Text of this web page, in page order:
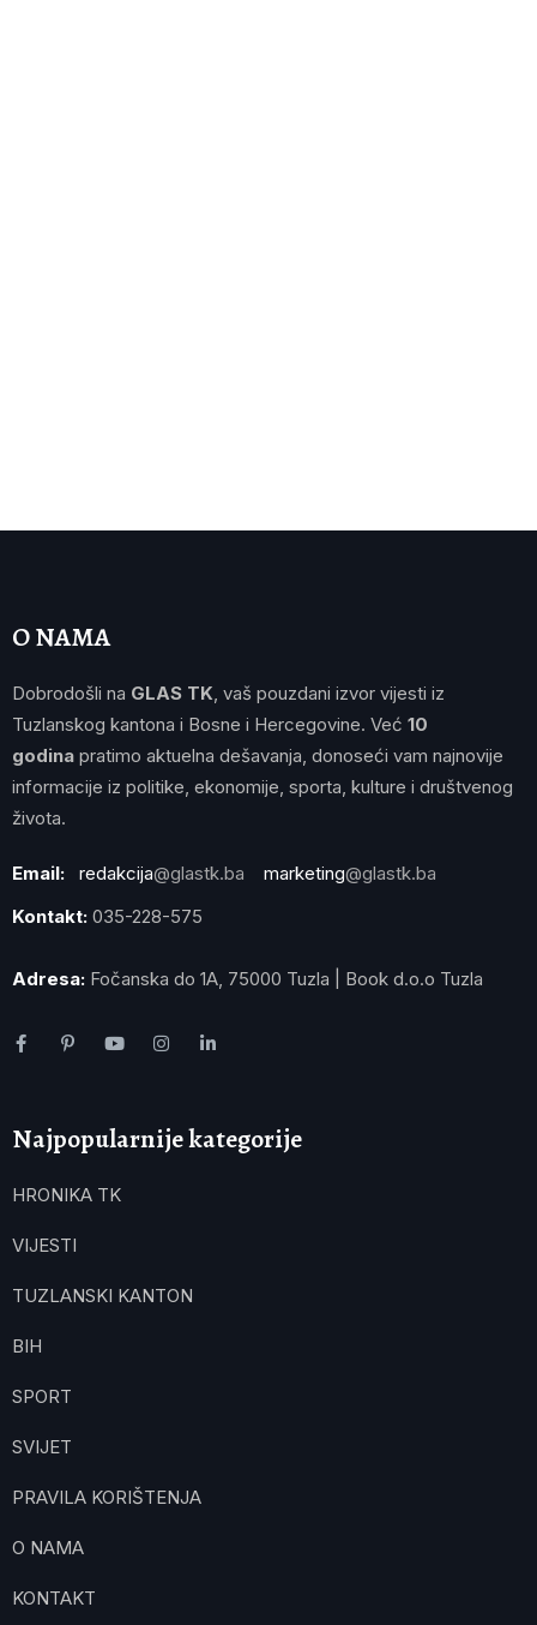
O NAMA
Dobrodošli na GLAS TK , vaš pouzdani izvor vijesti iz
Tuzlanskog kantona i Bosne i Hercegovine. Već 10
godina pratimo aktuelna dešavanja, donoseći vam najnovije
informacije iz politike, ekonomije, sporta, kulture i društvenog
života.
Email: redakcija@glastk.ba marketing@glastk.ba
Kontakt: 035-228-575
Adresa: Fočanska do 1A, 75000 Tuzla | Book d.o.o Tuzla
Najpopularnije kategorije
HRONIKA TK
VIJESTI
TUZLANSKI KANTON
BIH
SPORT
SVIJET
PRAVILA KORIŠTENJA
O NAMA
KONTAKT